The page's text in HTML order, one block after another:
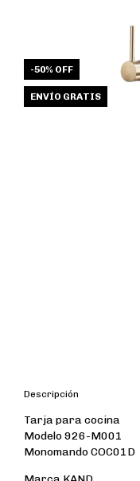
-50% OFF
ENVÍO GRATIS
Descripción
Tarja para cocina
Modelo 926-M001
Monomando COC01D